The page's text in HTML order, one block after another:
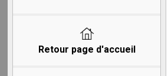
Retour page d'accueil